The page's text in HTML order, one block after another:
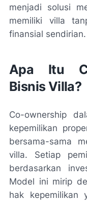
menjadi solusi
memiliki villa
finansial sendirian.
Apa Itu
Bisnis Villa?
Co-ownership
kepemilikan
bersama-sama
villa. Setiap
berdasarkan
Model ini mirip
hak kepemilikan